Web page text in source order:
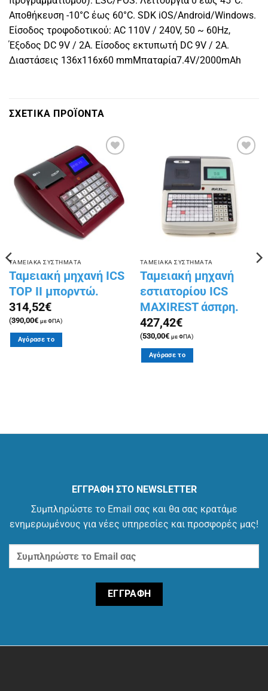
Αποθήκευση -10°C έως 60°C. SDK iOS/Android/Windows.
Είσοδος τροφοδοτικού: AC 110V / 240V, 50 ~ 60Hz,
Έξοδος DC 9V / 2A. Είσοδος εκτυπωτή DC 9V / 2A.
Διαστάσεις 136x116x60 mmΜπαταρία7.4V/2000mAh
ΣΧΕΤΙΚΑ ΠΡΟΪΟΝΤΑ
Πρόσθήκη
στην
λίστα
επιθυμιών
ΤΑΜΕΙΑΚΑ ΣΥΣΤΗΜΑΤΑ
Ταμειακή μηχανή ICS
TOP II μπορντώ.
314,52€
(390,00€ με ΦΠΑ)
Αγόρασε το
Πρόσθήκη
στην
λίστα
επιθυμιών
ΤΑΜΕΙΑΚΑ ΣΥΣΤΗΜΑΤΑ
Ταμειακή μηχανή
εστιατορίου ICS
MAXIREST άσπρη.
427,42€
(530,00€ με ΦΠΑ)
Αγόρασε το
ΕΓΓΡΑΦΗ ΣΤΟ NEWSLETTER
Συμπληρώστε το Email σας και θα σας κρατάμε
ενημερωμένους για νέες υπηρεσίες και προσφορές μας!